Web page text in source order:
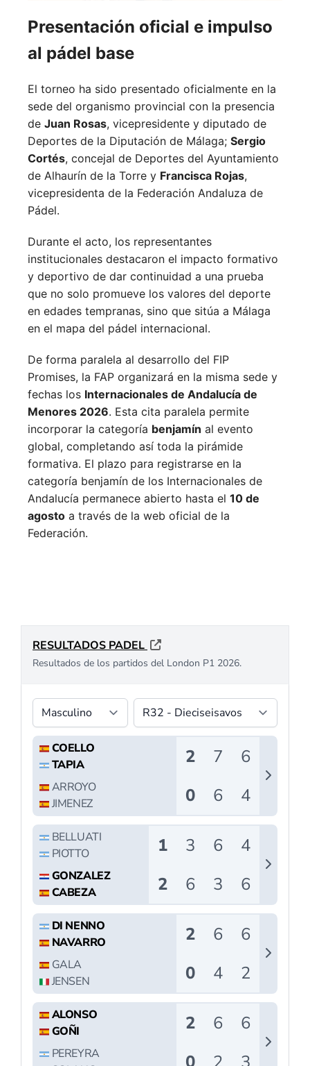
Presentación oficial e impulso
al pádel base
El torneo ha sido presentado oficialmente en la
sede del organismo provincial con la presencia
de Juan Rosas, vicepresidente y diputado de
Deportes de la Diputación de Málaga; Sergio
Cortés, concejal de Deportes del Ayuntamiento
de Alhaurín de la Torre y Francisca Rojas,
vicepresidenta de la Federación Andaluza de
Pádel.
Durante el acto, los representantes
institucionales destacaron el impacto formativo
y deportivo de dar continuidad a una prueba
que no solo promueve los valores del deporte
en edades tempranas, sino que sitúa a Málaga
en el mapa del pádel internacional.
De forma paralela al desarrollo del FIP
Promises, la FAP organizará en la misma sede y
fechas los Internacionales de Andalucía de
Menores 2026. Esta cita paralela permite
incorporar la categoría benjamín al evento
global, completando así toda la pirámide
formativa. El plazo para registrarse en la
categoría benjamín de los Internacionales de
Andalucía permanece abierto hasta el 10 de
agosto a través de la web oficial de la
Federación.